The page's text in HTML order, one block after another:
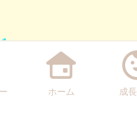
ホーム 成